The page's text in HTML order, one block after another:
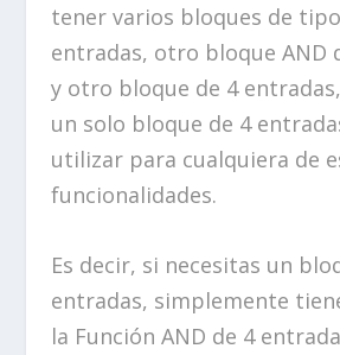
tener varios bloques de
entradas, otro bloque AND
y otro bloque de 4
un solo bloque de 4
utilizar para cualquiera de
funcionalidades.
Es decir, si necesitas un
entradas, simplemente
la Función AND de 4